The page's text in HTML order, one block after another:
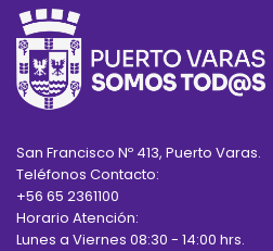
San Francisco Nº 413, Puerto Varas.
Teléfonos Contacto:
+56 65 2361100
Horario Atención:
Lunes a Viernes 08:30 - 14:00 hrs.